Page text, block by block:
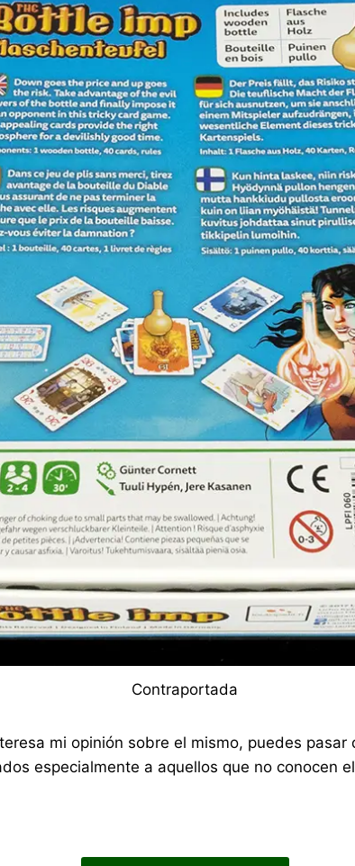
Contraportada
mi opinión sobre el mismo, puedes
especialmente a aquellos que no conocen